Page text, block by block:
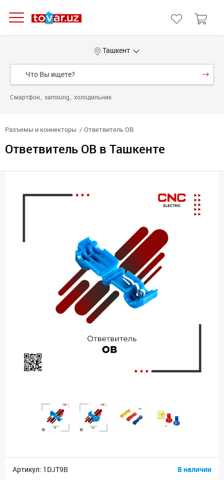
Ташкент
Смартфон samsung холодильник
Разъемы и коннекторы Ответвитель ОВ
Ответвитель ОВ в Ташкенте
Артикул: 1DJT9B В наличии